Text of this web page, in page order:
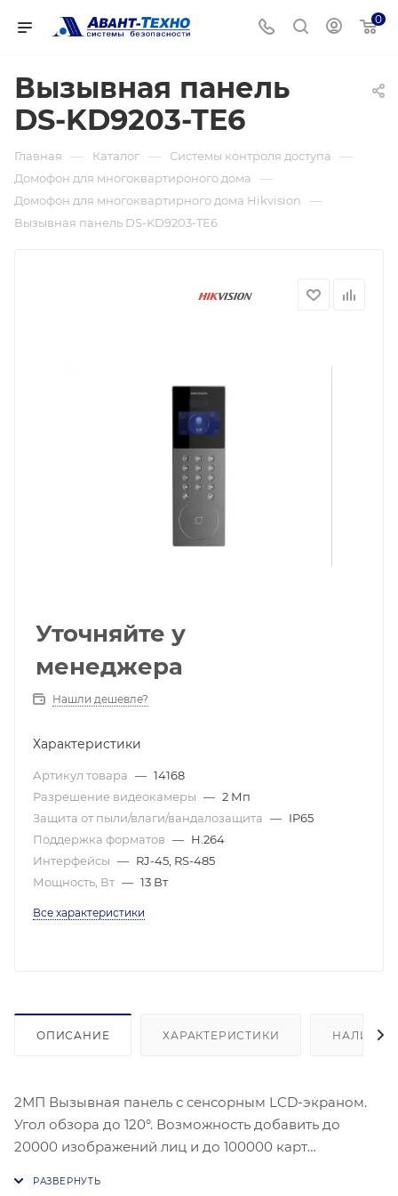
0
Вызывная панель
DS-KD9203-TE6
Главная — Каталог — Системы контроля доступа —
Домофон для многоквартироного дома —
Домофон для многоквартирного дома Hikvision —
Вызывная панель DS-KD9203-TE6
Уточняйте у
менеджера
Нашли дешевле?
Характеристики
Артикул товара — 14168
Разрешение видеокамеры — 2 Мп
Защита от пыли/влаги/вандалозащита — IP65
Поддержка форматов — H.264
Интерфейсы — RJ-45, RS-485
Мощность, Вт — 13 Вт
Все характеристики
ОПИСАНИЕ ХАРАКТЕРИСТИКИ НАЛИЧИЕ
2МП Вызывная панель с сенсорным LCD-экраном.
Угол обзора до 120°. Возможность добавить до
20000 изображений лиц и до 100000 карт